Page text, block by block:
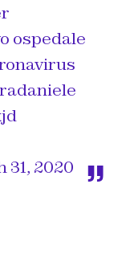
ospedale
31, 2020